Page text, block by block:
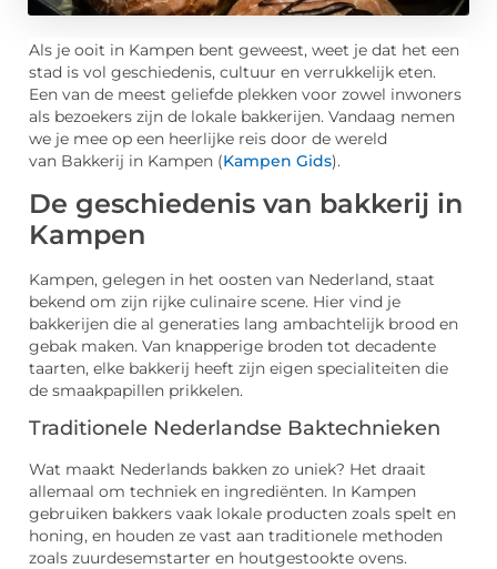
Als je ooit in Kampen bent geweest, weet je dat het een
stad is vol geschiedenis, cultuur en verrukkelijk eten.
Een van de meest geliefde plekken voor zowel inwoners
als bezoekers zijn de lokale bakkerijen. Vandaag nemen
we je mee op een heerlijke reis door de wereld
van Bakkerij in Kampen (Kampen Gids).
De geschiedenis van bakkerij in
Kampen
Kampen, gelegen in het oosten van Nederland, staat
bekend om zijn rijke culinaire scene. Hier vind je
bakkerijen die al generaties lang ambachtelijk brood en
gebak maken. Van knapperige broden tot decadente
taarten, elke bakkerij heeft zijn eigen specialiteiten die
de smaakpapillen prikkelen.
Traditionele Nederlandse Baktechnieken
Wat maakt Nederlands bakken zo uniek? Het draait
allemaal om techniek en ingrediënten. In Kampen
gebruiken bakkers vaak lokale producten zoals spelt en
honing, en houden ze vast aan traditionele methoden
zoals zuurdesemstarter en houtgestookte ovens.